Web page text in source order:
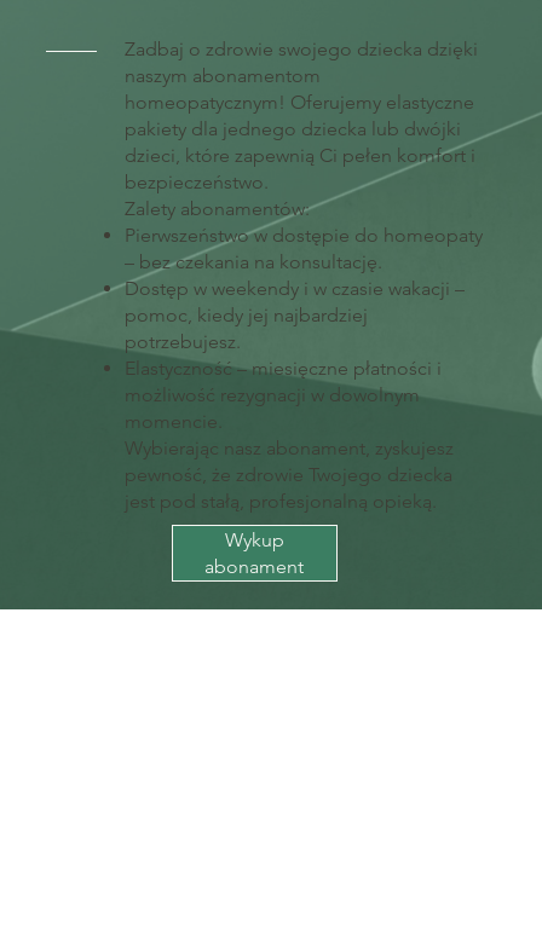
Zadbaj o zdrowie swojego dziecka dzięki
naszym abonamentom
homeopatycznym! Oferujemy elastyczne
pakiety dla jednego dziecka lub dwójki
dzieci, które zapewnią Ci pełen komfort i
bezpieczeństwo.
Zalety abonamentów:
Pierwszeństwo w dostępie do homeopaty
– bez czekania na konsultację.
Dostęp w weekendy i w czasie wakacji –
pomoc, kiedy jej najbardziej
potrzebujesz.
Elastyczność – miesięczne płatności i
możliwość rezygnacji w dowolnym
momencie.
Wybierając nasz abonament, zyskujesz
pewność, że zdrowie Twojego dziecka
jest pod stałą, profesjonalną opieką.
Wykup
abonament